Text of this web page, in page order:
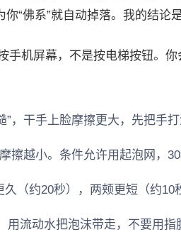
你“佛系”就自动掉落。我的结论
手机屏幕，不是按电梯按钮。
，干手上脸摩擦更大，先把手打
擦越小。条件允许用起泡网，30
（约20秒），两颊更短（约10
用流动水把泡沫带走，不要用指